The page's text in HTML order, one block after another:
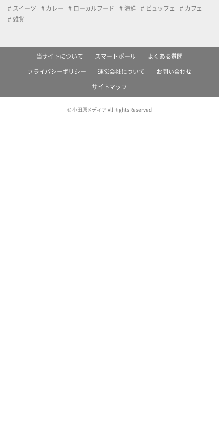
スイーツ カレー ローカルフード 海鮮 ビュッフェ
カフェ
雑貨
当サイトについて スマートポール よくある質問
プライバシーポリシー 運営会社について お問い合わせ
サイトマップ
© 小田原メディア All Rights Reserved